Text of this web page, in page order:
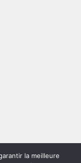
la meilleure